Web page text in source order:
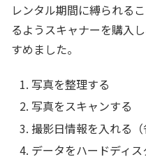
レンタル期間に縛られる
るようスキャナーを購入
すめました。
写真を整理する
写真をスキャンする
撮影日情報を入れる（
データをハードディ